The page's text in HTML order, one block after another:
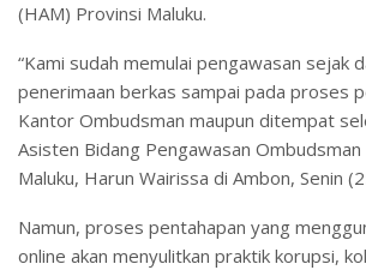
(HAM) Provinsi Maluku.
“Kami sudah memulai pengawasan sejak
penerimaan berkas sampai pada proses
Kantor Ombudsman maupun ditempat
Asisten Bidang Pengawasan Ombudsman
Maluku, Harun Wairissa di Ambon, Senin
Namun, proses pentahapan yang
online akan menyulitkan praktik korupsi,